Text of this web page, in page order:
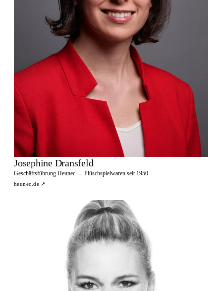
Josephine Dransfeld
Geschäftsführung Heunec — Plüschspielwaren seit 1950
heunec.de ↗